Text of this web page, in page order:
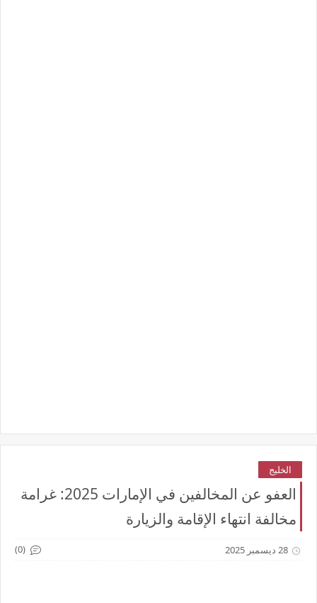
الخليج
العفو عن المخالفين في الإمارات 2025: غرامة
مخالفة انتهاء الإقامة والزيارة
28 ديسمبر 2025 (0)